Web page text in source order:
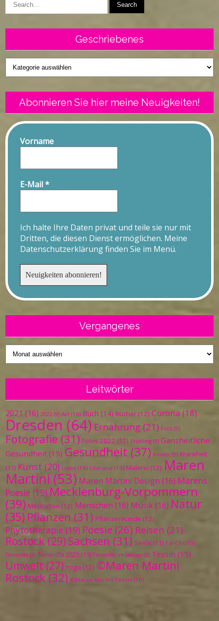
Geschriebenes
Geschriebenes
Abonnieren Sie hier meine Neuigkeiten!
Vorname
E-Mail*
Ich halte Ihre Daten privat und teile sie nur mit
Dritten, die diesen Dienst ermöglichen. Meine
Datenschutzerklärung finden Sie im Menü.
Vergangenes
Vergangenes
Leitwörter
2021 (16) 2022 (9) Art (10) Buch (14) Bücher (12) Corona (18)
Dresden (64) Ernährung (21) Foto (9)
Fotografie (31) Fotos 2022 (12) Frühling (9) Ganzheitliche
Gesundheit (15) Gesundheit (37) Kinder (9) Krankheit
(11) Kunst (20) Liebe (10) Literatur (10) Malerei (12) Maren
Martini (53) Maren Martini Design (16) Marens
Poesie (19) Mecklenburg-Vorpommern
(39) Meditation (12) Menschen (16) Musik(16) Natur
(35) Pflanzen (31) Pflanzenkunde (12)
Phytotherapie (19) Poesie (26) Reisen (21)
Rostock (29) Sachsen (31) Seele (11) Tai Chi (10)
Teneriffa (9) Teneriffa 2023 (11) Teneriffa im Januar (9) Tessin (15)
Umwelt (27) Yoga (12) ©Maren Martini
Rostock (32) ©Maren Martini Tessin (10)